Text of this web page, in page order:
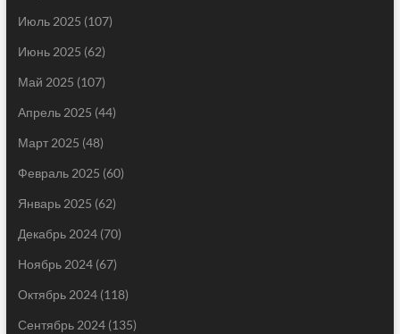
Июль 2025 (107)
Июнь 2025 (62)
Май 2025 (107)
Апрель 2025 (44)
Март 2025 (48)
Февраль 2025 (60)
Январь 2025 (62)
Декабрь 2024(70)
Ноябрь 2024(67)
Октябрь 2024(118)
Сентябрь 2024(135)